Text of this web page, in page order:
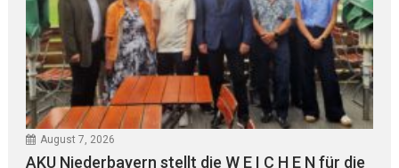
August 7, 2026
AKU Niederbayern stellt die W E I C H E N für die